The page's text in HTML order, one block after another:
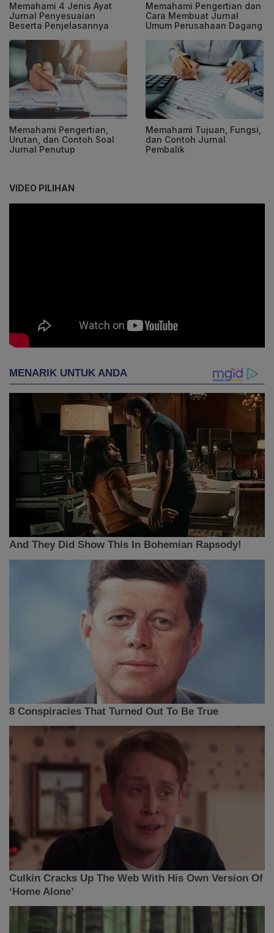
Memahami 4 Jenis Ayat
Jurnal Penyesuaian
Beserta Penjelasannya
Memahami Pengertian dan
Cara Membuat Jurnal
Umum Perusahaan Dagang
Memahami Pengertian,
Urutan, dan Contoh Soal
Jurnal Penutup
Memahami Tujuan, Fungsi,
dan Contoh Jurnal
Pembalik
VIDEO PILIHAN